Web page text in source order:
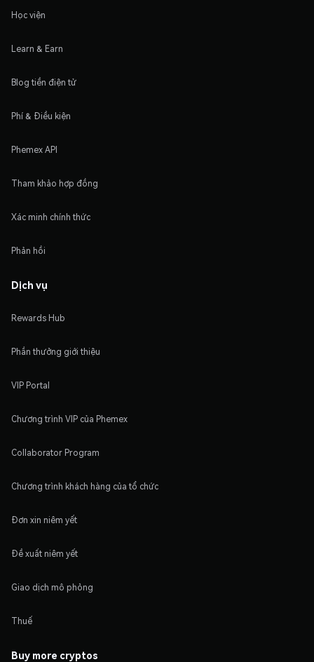
Học viện
Learn & Earn
Blog tiền điện tử
Phí & Điều kiện
Phemex API
Tham khảo hợp đồng
Xác minh chính thức
Phản hồi
Dịch vụ
Rewards Hub
Phần thưởng giới thiệu
VIP Portal
Chương trình VIP của Phemex
Collaborator Program
Chương trình khách hàng của tổ chức
Đơn xin niêm yết
Đề xuất niêm yết
Giao dịch mô phỏng
Thuế
Buy more cryptos